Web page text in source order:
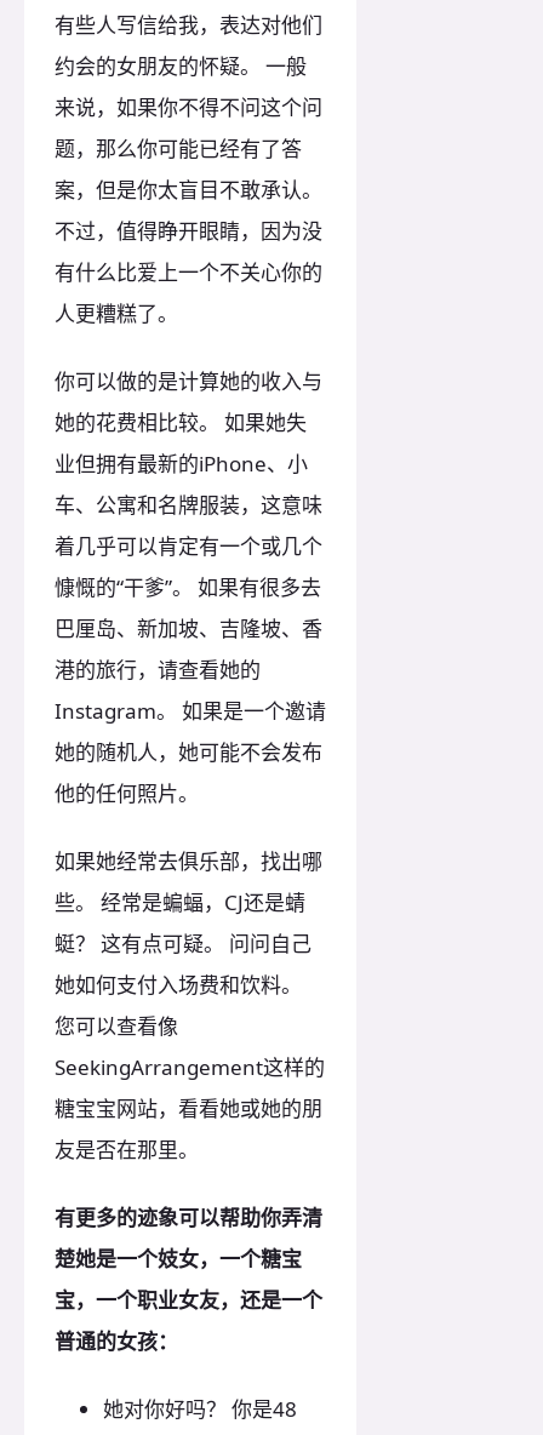
有些人写信给我，表达对他们
约会的女朋友的怀疑。 一般
来说，如果你不得不问这个问
题，那么你可能已经有了答
案，但是你太盲目不敢承认。
不过，值得睁开眼睛，因为没
有什么比爱上一个不关心你的
人更糟糕了。
你可以做的是计算她的收入与
她的花费相比较。 如果她失
业但拥有最新的iPhone、小
车、公寓和名牌服装，这意味
着几乎可以肯定有一个或几个
慷慨的“干爹”。 如果有很多去
巴厘岛、新加坡、吉隆坡、香
港的旅行，请查看她的
Instagram。 如果是一个邀请
她的随机人，她可能不会发布
他的任何照片。
如果她经常去俱乐部，找出哪
些。 经常是蝙蝠，CJ还是蜻
蜓？ 这有点可疑。 问问自己
她如何支付入场费和饮料。
您可以查看像
SeekingArrangement这样的
糖宝宝网站，看看她或她的朋
友是否在那里。
有更多的迹象可以帮助你弄清
楚她是一个妓女，一个糖宝
宝，一个职业女友，还是一个
普通的女孩：
她对你好吗？ 你是48